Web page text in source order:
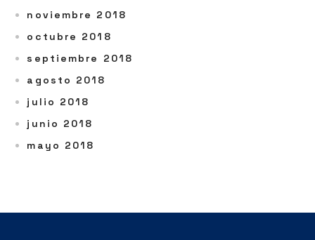
noviembre 2018
octubre 2018
septiembre 2018
agosto 2018
julio 2018
junio 2018
mayo 2018